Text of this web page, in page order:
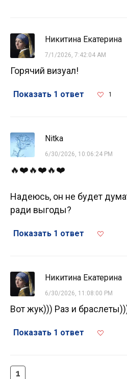
Никитина Екатерина
7/1/2026, 7:42:04 AM
Горячий визуал!
Показать 1 ответ 1
Nitka
6/30/2026, 10:06:24 PM
🔥❤️🔥❤️🔥❤️
Надеюсь, он не будет
ради выгоды?
Показать 1 ответ
Никитина Екатерина
6/30/2026, 11:08:00 PM
Вот жук))) Раз и
Показать 1 ответ
1